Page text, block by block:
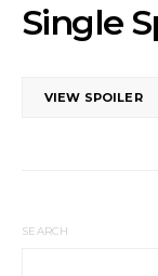
Single
VIEW SPOILER
SEARCH